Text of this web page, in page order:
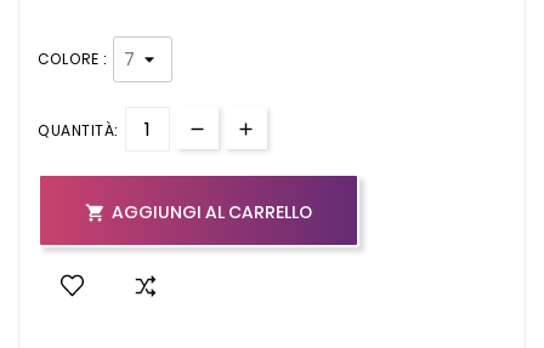
COLORE :
QUANTITÀ:
 AGGIUNGI AL CARRELLO